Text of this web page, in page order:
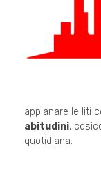
appianare le liti
abitudini,
quotidiana.